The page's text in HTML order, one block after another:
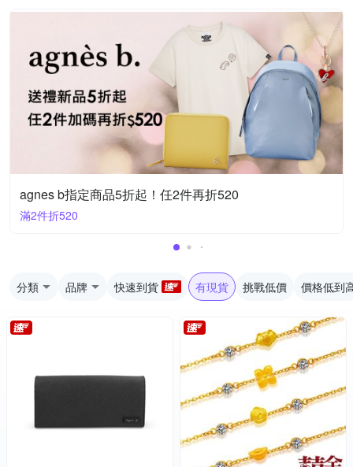
agnes b指定商品5折起！任2件再折520
滿2件折520
分類 品牌 快速到貨 有現貨 挑戰低價 價格低到